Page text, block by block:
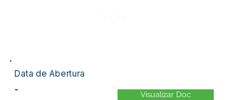
Data de Abertura
- Visualizar Doc